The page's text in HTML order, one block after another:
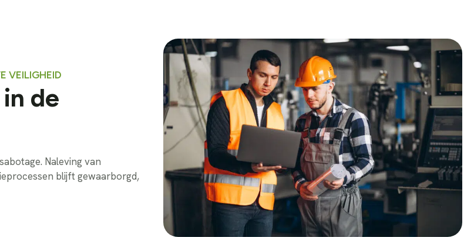
VEILIGHEID
de
Naleving van
blijft gewaarborgd,